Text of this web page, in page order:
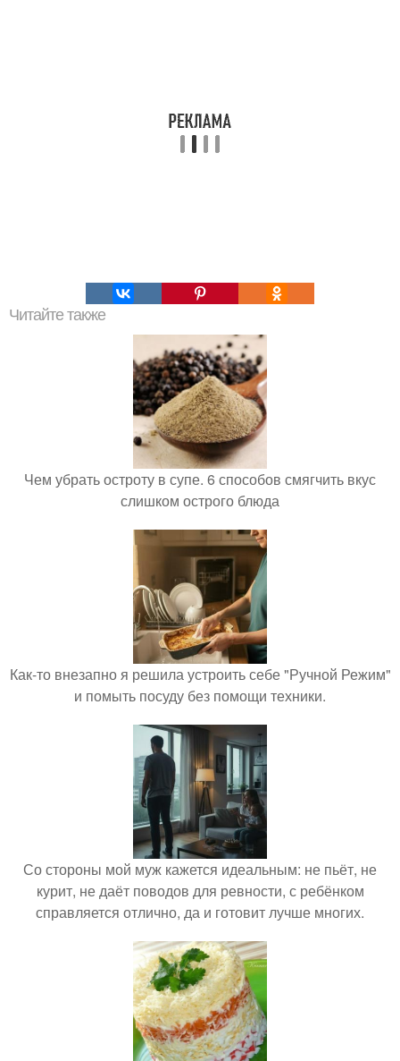
Читайте также
Чем убрать остроту в супе. 6 способов смягчить вкус
слишком острого блюда
Как-то внезапно я решила устроить себе "Ручной Режим"
и помыть посуду без помощи техники.
Со стороны мой муж кажется идеальным: не пьёт, не
курит, не даёт поводов для ревности, с ребёнком
справляется отлично, да и готовит лучше многих.